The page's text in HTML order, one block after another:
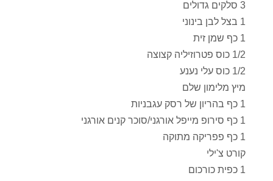
3 סלקים גדולים
1 בצל לבן בינוני
1 כף שמן זית
1/2 כוס פטרוזיליה קצוצה
1/2 כוס עלי נענע
מיץ מלימון שלם
1 כף בהריון של רסק עגבניות
1 כף סירופ מייפל אורגני/סוכר קנים אורגני
1 כף פפריקה מתוקה
קורט צ'ילי
1 כפית כורכום